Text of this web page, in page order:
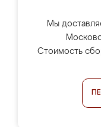
Мы
Стоимость